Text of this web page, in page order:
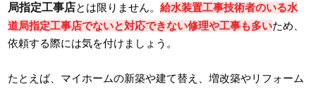
局指定工事店とは限りません。給水装置工事技術者のいる水
道局指定工事店でないと対応できない修理や工事も多いため、
依頼する際には気を付けましょう。
たとえば、マイホームの新築や建て替え、増改築やリフォーム